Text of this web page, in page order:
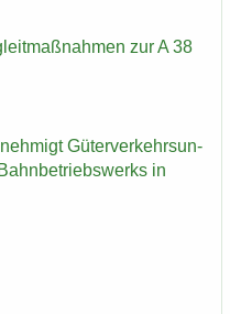
zur A 38
Gü­ter­ver­kehrs­un­
in